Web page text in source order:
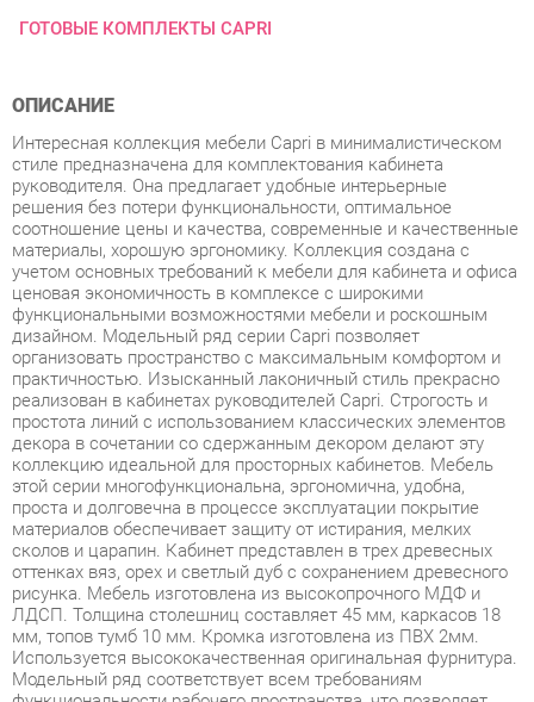
ОПИСАНИЕ
стиле предназначена для комплектования кабинета
руководителя. Она предлагает удобные интерьерные
решения без потери функциональности, оптимальное
соотношение цены и качества, современные и качественные
материалы, хорошую эргономику. Коллекция создана с
учетом основных требований к мебели для кабинета и офиса
ценовая экономичность в комплексе с широкими
функциональными возможностями мебели и роскошным
дизайном. Модельный ряд серии Capri позволяет
организовать пространство с максимальным комфортом и
практичностью. Изысканный лаконичный стиль прекрасно
реализован в кабинетах руководителей Capri. Строгость и
простота линий с использованием классических элементов
декора в сочетании со сдержанным декором делают эту
коллекцию идеальной для просторных кабинетов. Мебель
этой серии многофункциональна, эргономична, удобна,
проста и долговечна в процессе эксплуатации покрытие
материалов обеспечивает защиту от истирания, мелких
сколов и царапин. Кабинет представлен в трех древесных
оттенках вяз, орех и светлый дуб с сохранением древесного
рисунка. Мебель изготовлена из высокопрочного МДФ и
ЛДСП. Толщина столешниц составляет 45 мм, каркасов 18
мм, топов тумб 10 мм. Кромка изготовлена из ПВХ 2мм.
Используется высококачественная оригинальная фурнитура.
Модельный ряд соответствует всем требованиям
функциональности рабочего пространства, что позволяет
создавать удобные и современные мебельные композиции
различного функционала. Элегантная простота форм, яркий
дизайн и функциональность коллекции Capri представляют
широкие возможности для построения удобного интерьера.